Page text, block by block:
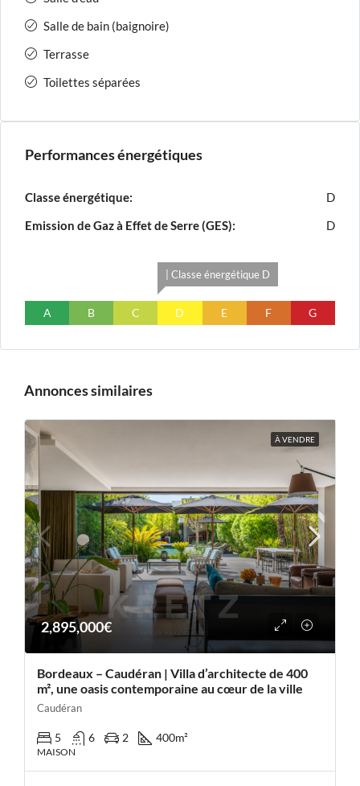
Salle de bain (baignoire)
Terrasse
Toilettes séparées
Performances énergétiques
Classe énergétique:
D
Emission de Gaz à Effet de Serre (GES):
D
A B C
| Classe énergétique D
D E F G
Annonces similaires
À VENDRE
2,895,000€
Bordeaux – Caudéran | Villa d’architecte de 400
m², une oasis contemporaine au cœur de la ville
Caudéran
5 6 2 400m²
MAISON